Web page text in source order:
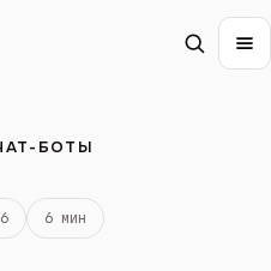
БОТЫ
6 мин